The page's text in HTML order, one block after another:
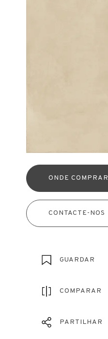
ONDE COMPRAR
CONTACTE-NOS
GUARDAR
COMPARAR
PARTILHAR